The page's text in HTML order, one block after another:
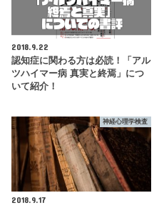
2018.9.22
認知症に関わる方は必読！「アル
ツハイマー病 真実と終焉」につ
いて紹介！
神経心理学検査
2018.9.17